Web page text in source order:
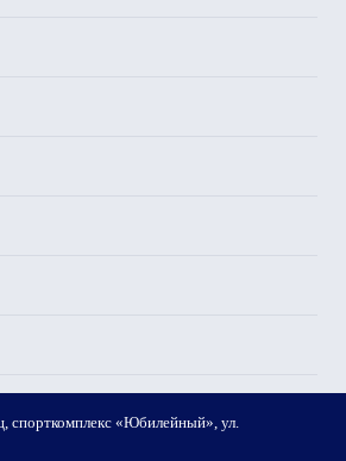
спорткомплекс «Юбилейный», ул.